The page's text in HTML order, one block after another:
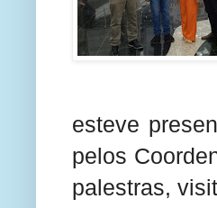
esteve
pelos
palestras,